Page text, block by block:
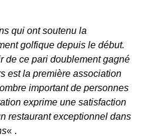
qui ont soutenu la
golfique depuis le début.
de ce pari doublement gagné
est la première association
important de personnes
exprime une satisfaction
restaurant exceptionnel dans
« .